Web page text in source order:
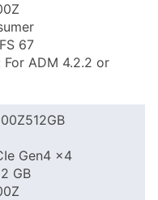
67
For ADM 4.2.2 or
Gen4 x4
GB